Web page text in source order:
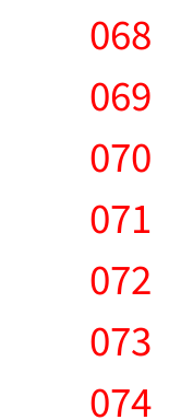
068
069
070
071
072
073
074